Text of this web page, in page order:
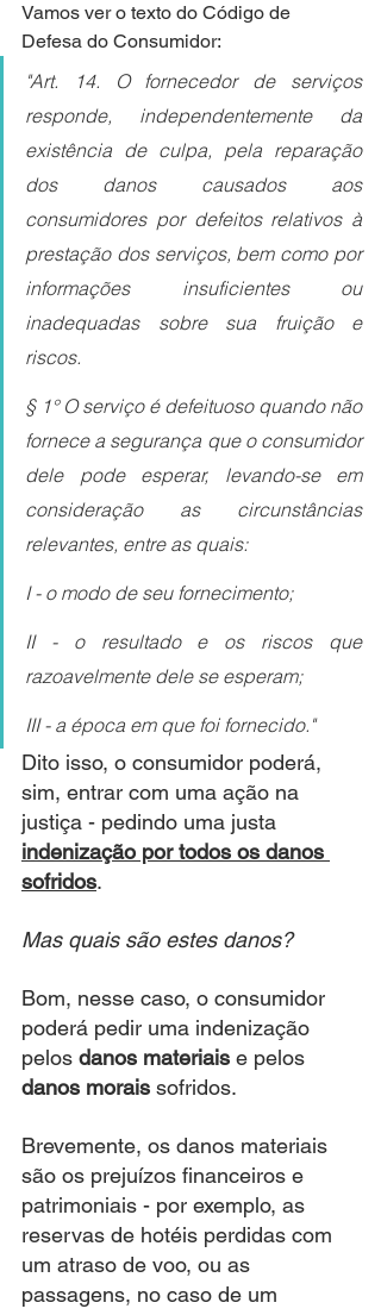
Vamos ver o texto do Código de
Defesa do Consumidor:
"Art. 14. O fornecedor de serviços
responde, independentemente da
existência de culpa, pela reparação
dos danos causados aos
consumidores por defeitos relativos à
prestação dos serviços, bem como por
informações insuficientes ou
inadequadas sobre sua fruição e
riscos.
§ 1° O serviço é defeituoso quando não
fornece a segurança que o consumidor
dele pode esperar, levando-se em
consideração as circunstâncias
relevantes, entre as quais:
I - o modo de seu fornecimento;
II - o resultado e os riscos que
razoavelmente dele se esperam;
III - a época em que foi fornecido."
Dito isso, o consumidor poderá,
sim, entrar com uma ação na
justiça - pedindo uma justa
indenização por todos os danos
sofridos.
Mas quais são estes danos?
Bom, nesse caso, o consumidor
poderá pedir uma indenização
pelos danos materiais e pelos
danos morais sofridos.
Brevemente, os danos materiais
são os prejuízos financeiros e
patrimoniais - por exemplo, as
reservas de hotéis perdidas com
um atraso de voo, ou as
passagens, no caso de um